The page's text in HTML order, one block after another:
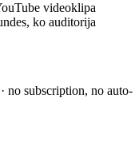
videoklipa
ko auditorija
no subscription, no auto-